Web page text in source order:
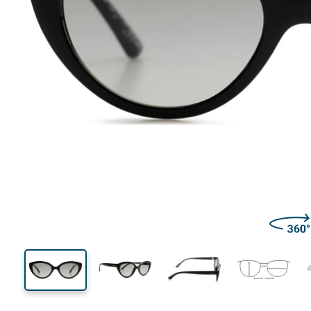
34 mm
Wysokość soczewki
46 mm
Szerokość soczewki
soczewki